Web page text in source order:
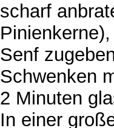
scharf
Senf
Schwenken
2 Minuten
In einer